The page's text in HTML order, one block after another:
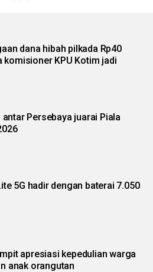
dana hibah pilkada Rp40
komisioner KPU Kotim jadi
antar Persebaya juarai Piala
5G hadir dengan baterai 7.050
apresiasi kepedulian warga
anak orangutan